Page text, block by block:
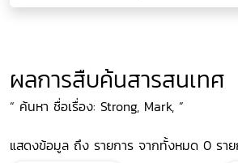
ผลการสืบค้นสารสนเทศ
“ ค้นหา ชื่อเรื่อง: Strong, Mark, ”
แสดงข้อมูล ถึง รายการ จากทั้งหมด 0 ราย